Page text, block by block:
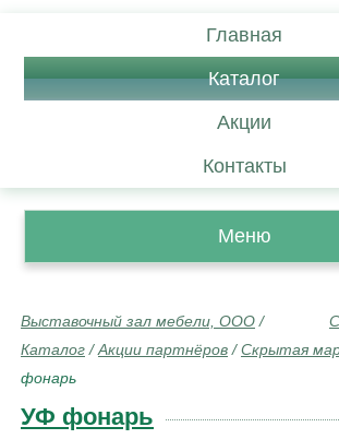
Главная
Каталог
Акции
Контакты
Меню
Выставочный зал мебели, ООО /
Каталог /Акции партнёров /Скрытая
фонарь
УФ фонарь